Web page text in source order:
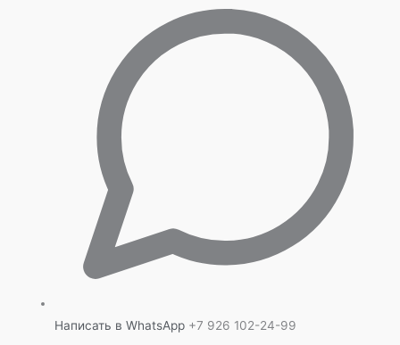
Написать в WhatsApp +7 926 102-24-99